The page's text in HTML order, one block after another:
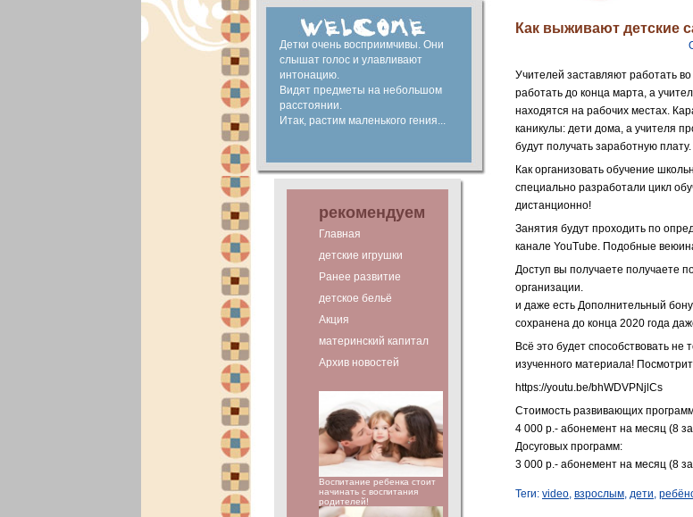
Ранее развитие
Детки очень восприимчивы. Они
слышат голос и улавливают
интонацию.
Видят предметы на небольшом
расстоянии.
Итак, растим маленького гения...
рекомендуем
Главная
детские игрушки
Ранее развитие
детское бельё
Акция
материнский капитал
Архив новостей
Воспитание ребенка стоит
начинать с воспитания
родителей!
Как выживают детские
Учителей заставляют работать
работать до конца марта, а
находятся на рабочих местах.
каникулы: дети дома, а учителя
будут получать заработную плату.
Как организовать обучение
специально разработали цикл
дистанционно!
Занятия будут проходить по
канале YouTube. Подобные
Доступ вы получаете получаете
организации.
и даже есть Дополнительный
сохранена до конца 2020 года
Всё это будет способствовать не
изученного материала!
https://youtu.be/bhWDVPNjlCs
Стоимость развивающих
4 000 р.- абонемент на месяц (8
Досуговых программ:
3 000 р.- абонемент на месяц (8
Теги: video, взрослым, дети,